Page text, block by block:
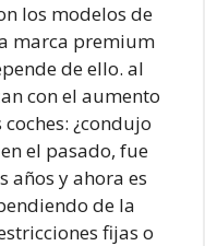
los modelos de
marca premium
de ello. al
con el aumento
¿condujo
el pasado, fue
años y ahora es
de la
fijas o